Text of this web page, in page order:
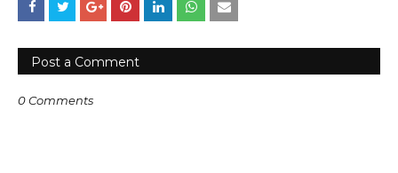
Post a Comment
0 Comments